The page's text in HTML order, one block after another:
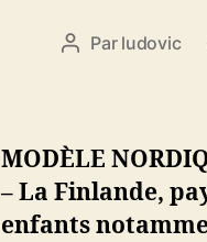
Auteur
Par ludovic
MODÈLE
– La Finlande,
enfants